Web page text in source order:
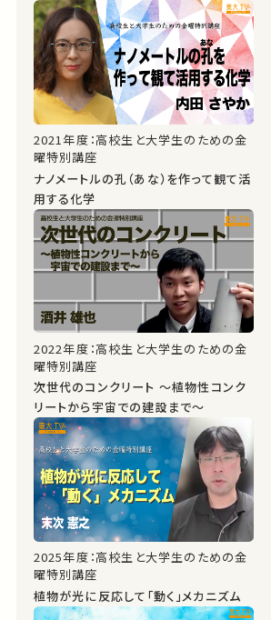
2021年度：高校生と大学生のための金
曜特別講座
ナノメートルの孔（あな）を作って観て活
用する化学
2022年度：高校生と大学生のための金
曜特別講座
次世代のコンクリート ～植物性コンク
リートから宇宙での建設まで～
2025年度：高校生と大学生のための金
曜特別講座
植物が光に反応して「動く」メカニズム